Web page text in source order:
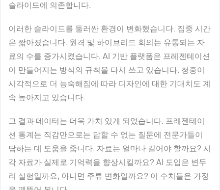
슬라이드에 의존합니다.
이러한 슬라이드를 둘러싼 환경이 변화했습니다. 집중 시간
은 짧아졌습니다. 원격 및 하이브리드 회의는 유통되는 자
료의 수를 증가시켰습니다. AI 기반 플랫폼은 프레젠테이션
이 만들어지는 방식의 규칙을 다시 쓰고 있습니다. 청중이
시각적으로 더 능숙해짐에 따라 디자인에 대한 기대치도 계
속 높아지고 있습니다.
그 결과 데이터는 더욱 가치 있게 되었습니다. 프레젠테이
션 통계는 직감만으로는 답할 수 없는 질문에 전문가들이
답하는 데 도움을 줍니다. 자료는 얼마나 길어야 할까요? 시
각 자료가 실제로 기억력을 향상시킬까요? AI 도입은 변두
리 실험일까요, 아니면 주류 변화일까요? 이 수치들은 가정